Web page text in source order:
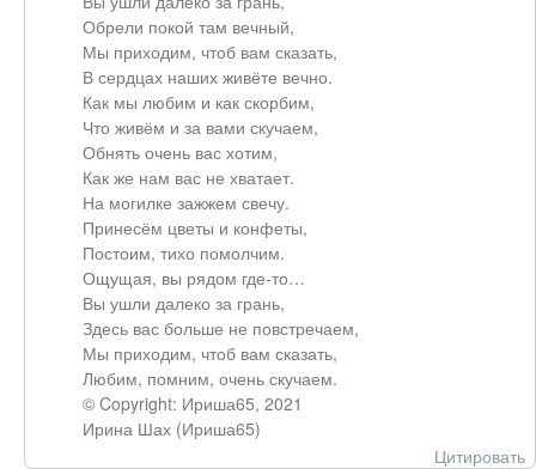
Обрели покой там вечный,
Мы приходим, чтоб вам сказать,
В сердцах наших живёте вечно.
Как мы любим и как скорбим,
Что живём и за вами скучаем,
Обнять очень вас хотим,
Как же нам вас не хватает.
На могилке зажжем свечу.
Принесём цветы и конфеты,
Постоим, тихо помолчим.
Ощущая, вы рядом где-то…
Вы ушли далеко за грань,
Здесь вас больше не повстречаем,
Мы приходим, чтоб вам сказать,
Любим, помним, очень скучаем.
© Copyright: Ириша65, 2021
Ирина Шах (Ириша65)
Цитировать